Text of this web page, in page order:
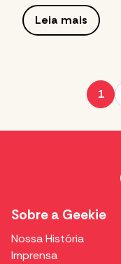
Leia mais
1
Sobre a Geekie
Nossa História
Imprensa